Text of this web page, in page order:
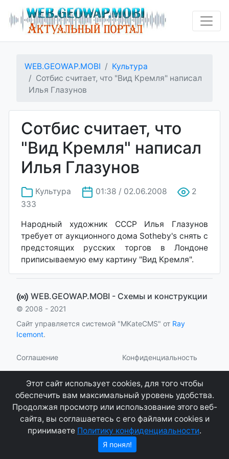
WEB.GEOWAP.MOBI
Культура
Сотбис считает, что "Вид Кремля" написал
Илья Глазунов
Сотбис считает, что
"Вид Кремля" написал
Илья Глазунов
Культура 01:38 / 02.06.2008
2
333
Народный художник СССР Илья Глазунов
требует от аукционного дома Sotheby's снять с
предстоящих русских торгов в Лондоне
приписываемую ему картину "Вид Кремля".
WEB.GEOWAP.MOBI - Cхемы и конструкции
© 2008 - 2021
Сайт управляется системой "MKateCMS" от Ray
Icemont.
Соглашение Конфиденциальность
Этот сайт использует cookies, для того чтобы
обеспечить вам максимальный уровень удобства.
Продолжая просмотр или использование этого веб-
сайта, вы соглашаетесь с его файлами cookies и
принимаете Политику конфиденциальности.
Я понял!